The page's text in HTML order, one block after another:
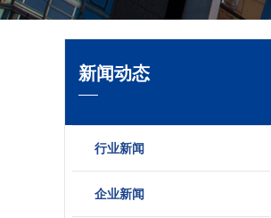
新闻动态
行业新闻
企业新闻